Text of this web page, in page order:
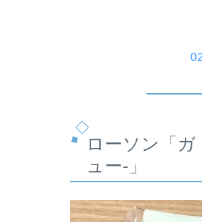
ローソン「
ュー-」